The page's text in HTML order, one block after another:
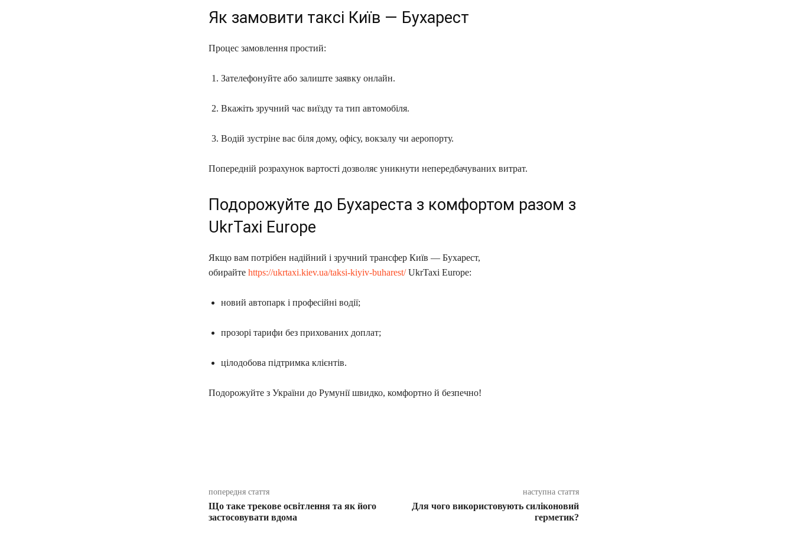
Як замовити таксі Київ — Бухарест
Процес замовлення простий:
Зателефонуйте або залиште заявку онлайн.
Вкажіть зручний час виїзду та тип автомобіля.
Водій зустріне вас біля дому, офісу, вокзалу чи аеропорту.
Попередній розрахунок вартості дозволяє уникнути непередбачуваних витрат.
Подорожуйте до Бухареста з комфортом разом з
UkrTaxi Europe
Якщо вам потрібен надійний і зручний трансфер Київ — Бухарест,
обирайте https://ukrtaxi.kiev.ua/taksi-kiyiv-buharest/UkrTaxi Europe:
новий автопарк і професійні водії;
прозорі тарифи без прихованих доплат;
цілодобова підтримка клієнтів.
Подорожуйте з України до Румунії швидко, комфортно й безпечно!
попередня стаття
Що таке трекове освітлення та як його
застосовувати вдома
наступна стаття
Для чого використовують силіконовий
герметик?